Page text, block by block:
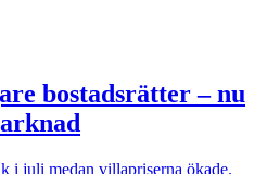
bostadsrätter – nu
i juli medan villapriserna ökade.